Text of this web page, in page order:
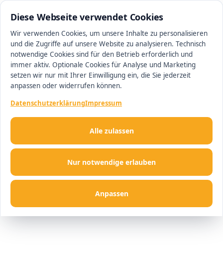
Diese Webseite verwendet Cookies
Wir verwenden Cookies, um unsere Inhalte zu personalisieren
und die Zugriffe auf unsere Website zu analysieren. Technisch
notwendige Cookies sind für den Betrieb erforderlich und
immer aktiv. Optionale Cookies für Analyse und Marketing
setzen wir nur mit Ihrer Einwilligung ein, die Sie jederzeit
anpassen oder widerrufen können.
DatenschutzerklärungImpressum
Nur notwendige erlauben
Anpassen
Alle zulassen